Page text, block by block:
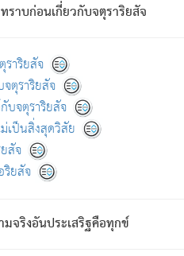
าบก่อนเกี่ยวกับจตุราริยสัจ
าริยสัจ
ตุราริยสัจ
บจตุราริยสัจ
เป็นสิ่งสุดวิสัย
สัจ
ริยสัจ
จริงอันประเสริฐคือทุกข์
ะภพ เรากล่าวว่า สมณะหรือพร
เพราะวิภพ[2]
: เรากล่าวว่า สมณ
.
ล้ว; และว่า สัตว์ผู้ยินดีในภพอันเ
ารทั้งปวง; ภพทั้งหลายทั้งหมดนั้น ไ
ขาย่อมละภวตัณหาได้ และไม่เพลิ
สิ้นไปแห่งตัณหาโดยประการทั้งปว
ยทั้งปวงได้แล้ว เป็นผู้คงที่ (คือไม่